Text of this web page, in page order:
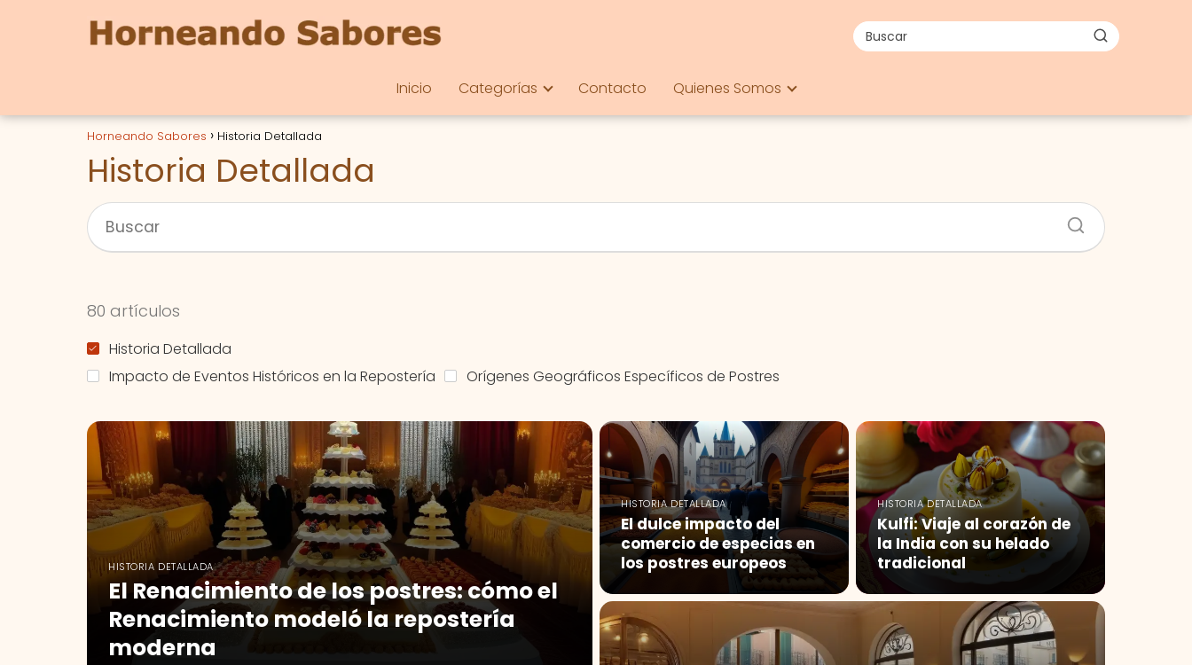
Inicio Categorías Contacto Quienes Somos
Horneando Sabores Historia Detallada
Historia Detallada
80 artículos
Historia Detallada
Impacto de Eventos Históricos en la Repostería
Orígenes Geográficos Específicos de Postres
HISTORIA DETALLADA
El Renacimiento de los postres: cómo el
Renacimiento modeló la repostería
moderna
HISTORIA DETALLADA
El dulce impacto del
comercio de especias en
los postres europeos
HISTORIA DETALLADA
Kulfi: Viaje al corazón de
la India con su helado
tradicional